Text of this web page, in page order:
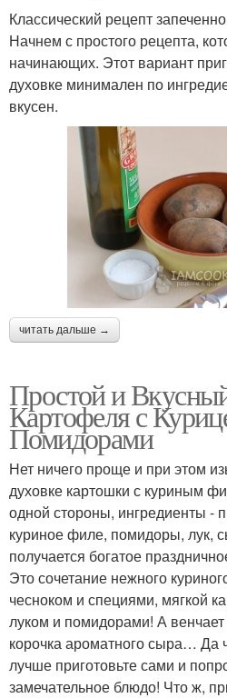
Классический рецепт
Начнем с простого рецепта,
начинающих. Этот вариант
духовке минимален по
вкусен.
читать дальше →
Простой и
Картофеля с
Помидорами
Нет ничего проще и при этом
духовке картошки с куриным
одной стороны, ингредиенты -
куриное филе, помидоры, лук,
получается богатое
Это сочетание нежного
чесноком и специями, мягкой
луком и помидорами! А
корочка ароматного сыра… Да
лучше приготовьте сами и
замечательное блюдо! Что ж,